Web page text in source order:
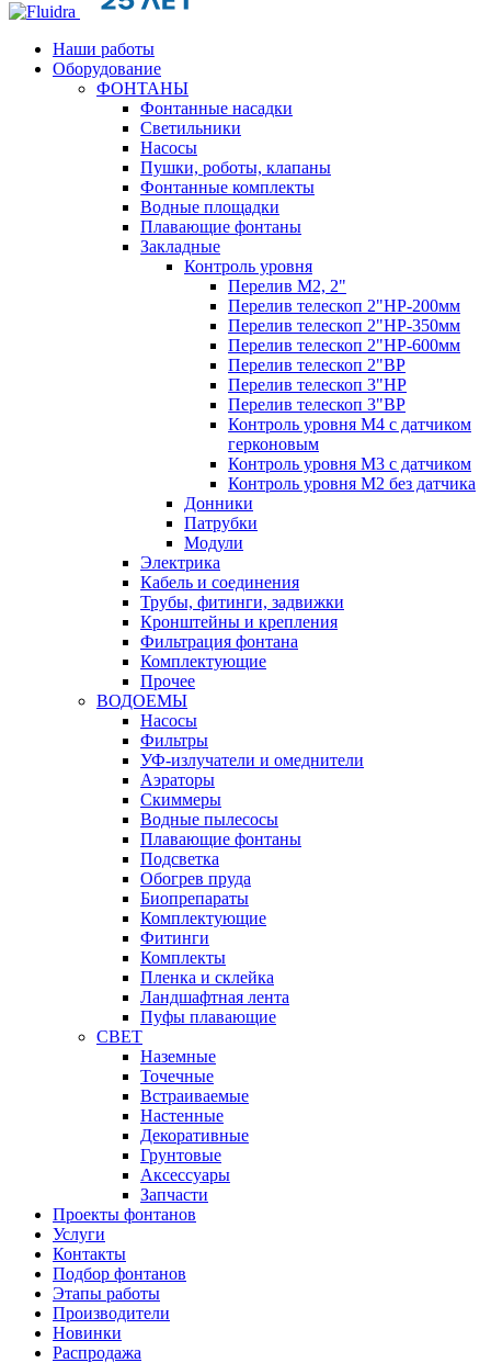
Наши работы
Оборудование
ФОНТАНЫ
Фонтанные насадки
Cветильники
Насосы
Пушки, роботы, клапаны
Фонтанные комплекты
Водные площадки
Плавающие фонтаны
Закладные
Контроль уровня
Перелив М2, 2"
Перелив телескоп 2"НР-200мм
Перелив телескоп 2"НР-350мм
Перелив телескоп 2"НР-600мм
Перелив телескоп 2"ВР
Перелив телескоп 3"НР
Перелив телескоп 3"ВР
Контроль уровня М4 с датчиком
герконовым
Контроль уровня М3 с датчиком
Контроль уровня М2 без датчика
Донники
Патрубки
Модули
Электрика
Кабель и соединения
Трубы, фитинги, задвижки
Кронштейны и крепления
Фильтрация фонтана
Комплектующие
Прочее
ВОДОЕМЫ
Насосы
Фильтры
УФ-излучатели и омеднители
Аэраторы
Cкиммеры
Водные пылесосы
Плавающие фонтаны
Подсветка
Обогрев пруда
Биопрепараты
Комплектующие
Фитинги
Комплекты
Пленка и склейка
Ландшафтная лента
Пуфы плавающие
СВЕТ
Наземные
Точечные
Встраиваемые
Настенные
Декоративные
Грунтовые
Аксессуары
Запчасти
Проекты фонтанов
Услуги
Контакты
Подбор фонтанов
Этапы работы
Производители
Новинки
Распродажа